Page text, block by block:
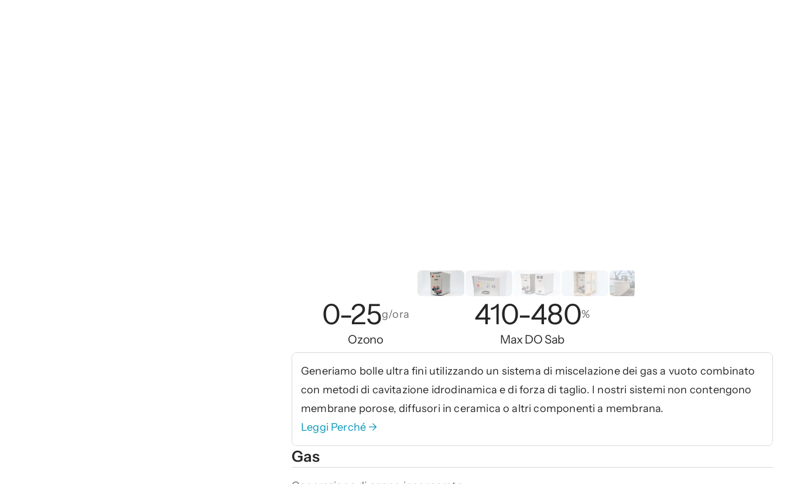
0-25g/ora
Ozono
410-480%
Max DO Sab
Generiamo bolle ultra fini utilizzando un sistema di miscelazione dei gas a vuoto combinato
con metodi di cavitazione idrodinamica e di forza di taglio. I nostri sistemi non contengono
membrane porose, diffusori in ceramica o altri componenti a membrana.
Leggi Perché →
Gas